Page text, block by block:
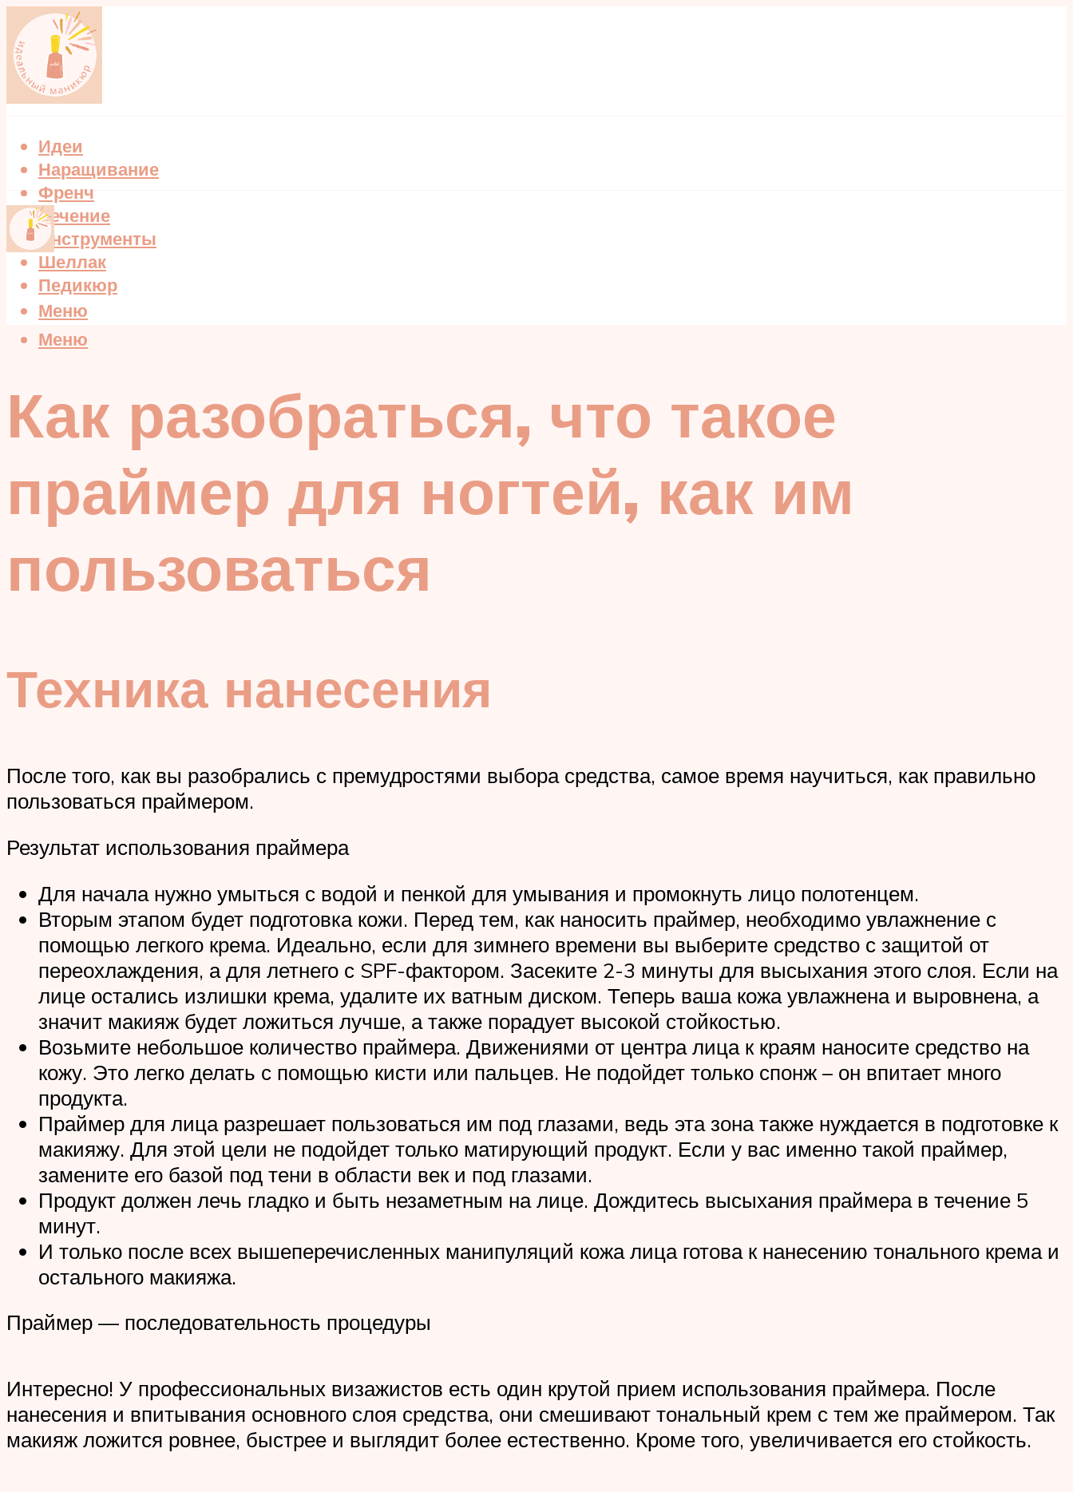
Идеи
Наращивание
Френч
Лечение
Инструменты
Шеллак
Педикюр
Меню
Меню
Как разобраться, что такое
праймер для ногтей, как им
пользоваться
Техника нанесения
После того, как вы разобрались с премудростями выбора средства, самое время научиться, как правильно
пользоваться праймером.
Результат использования праймера
Для начала нужно умыться с водой и пенкой для умывания и промокнуть лицо полотенцем.
Вторым этапом будет подготовка кожи. Перед тем, как наносить праймер, необходимо увлажнение с
помощью легкого крема. Идеально, если для зимнего времени вы выберите средство с защитой от
переохлаждения, а для летнего с SPF-фактором. Засеките 2-3 минуты для высыхания этого слоя. Если на
лице остались излишки крема, удалите их ватным диском. Теперь ваша кожа увлажнена и выровнена, а
значит макияж будет ложиться лучше, а также порадует высокой стойкостью.
Возьмите небольшое количество праймера. Движениями от центра лица к краям наносите средство на
кожу. Это легко делать с помощью кисти или пальцев. Не подойдет только спонж – он впитает много
продукта.
Праймер для лица разрешает пользоваться им под глазами, ведь эта зона также нуждается в подготовке к
макияжу. Для этой цели не подойдет только матирующий продукт. Если у вас именно такой праймер,
замените его базой под тени в области век и под глазами.
Продукт должен лечь гладко и быть незаметным на лице. Дождитесь высыхания праймера в течение 5
минут.
И только после всех вышеперечисленных манипуляций кожа лица готова к нанесению тонального крема и
остального макияжа.
Праймер — последовательность процедуры
Интересно! У профессиональных визажистов есть один крутой прием использования праймера. После
нанесения и впитывания основного слоя средства, они смешивают тональный крем с тем же праймером. Так
макияж ложится ровнее, быстрее и выглядит более естественно. Кроме того, увеличивается его стойкость.